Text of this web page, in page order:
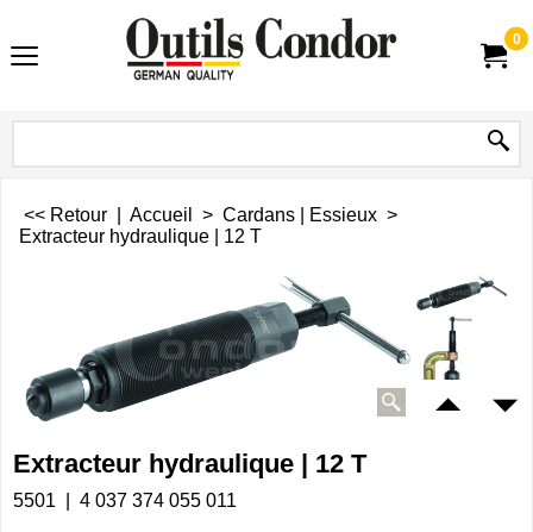
0
<< Retour Accueil > Cardans | Essieux >
Extracteur hydraulique | 12 T
Extracteur hydraulique | 12 T
5501 4 037 374 055 011